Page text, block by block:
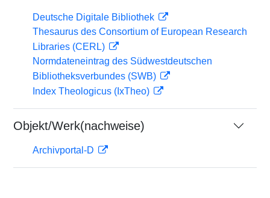
Deutsche Digitale Bibliothek
Thesaurus des Consortium of European Research
Libraries (CERL)
Normdateneintrag des Südwestdeutschen
Bibliotheksverbundes (SWB)
Index Theologicus (IxTheo)
Objekt/Werk(nachweise)
Archivportal-D